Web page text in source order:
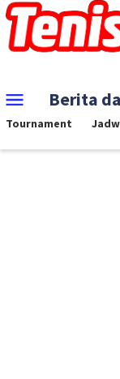
Skip
to
content
Mobile
Menu
Berita
Tournament